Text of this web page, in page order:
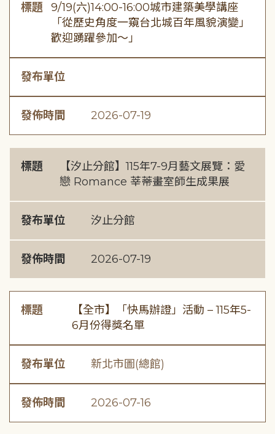
標題 9/19(六)14:00-16:00城市建築美學講座
「從歷史角度一窺台北城百年風貌演變」
歡迎踴躍參加～」
發布單位
發佈時間 2026-07-19
標題
【汐止分館】115年7-9月藝文展覽：愛
戀 Romance 莘蒂畫室師生成果展
發布單位 汐止分館
發佈時間 2026-07-19
標題
【全市】「快馬辦證」活動 – 115年5-
6月份得獎名單
發布單位 新北市圖(總館)
發佈時間 2026-07-16